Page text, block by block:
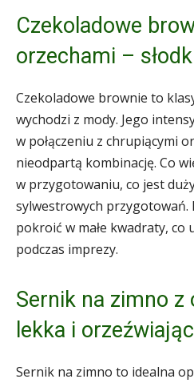
Czekoladowe
orzechami –
Czekoladowe brownie to
wychodzi z mody. Jego
w połączeniu z chrupiącymi
nieodpartą kombinację. Co
w przygotowaniu, co jest
sylwestrowych przygotowań.
pokroić w małe kwadraty, co
podczas imprezy.
Sernik na zimno z
lekka i
Sernik na zimno to idealna